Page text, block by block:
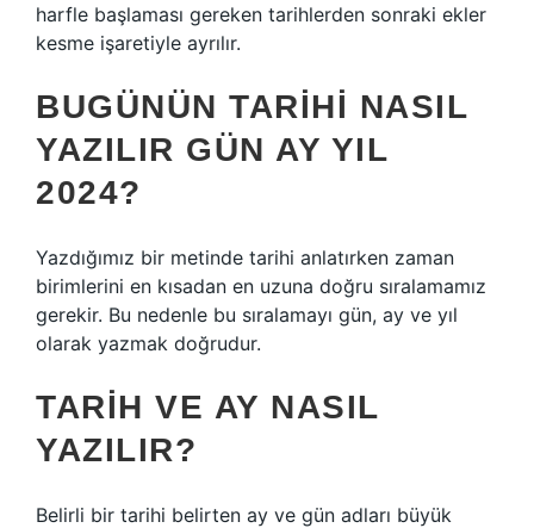
harfle başlaması gereken tarihlerden sonraki ekler
kesme işaretiyle ayrılır.
BUGÜNÜN TARIHI NASIL
YAZILIR GÜN AY YIL
2024?
Yazdığımız bir metinde tarihi anlatırken zaman
birimlerini en kısadan en uzuna doğru sıralamamız
gerekir. Bu nedenle bu sıralamayı gün, ay ve yıl
olarak yazmak doğrudur.
TARIH VE AY NASIL
YAZILIR?
Belirli bir tarihi belirten ay ve gün adları büyük